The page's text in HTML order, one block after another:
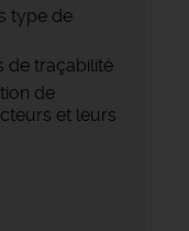
type de
de traçabilité
de
et leurs